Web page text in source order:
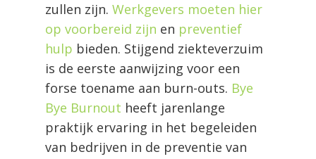
zullen zijn. Werkgevers moeten hier
op voorbereid zijn en preventief
hulp bieden. Stijgend ziekteverzuim
is de eerste aanwijzing voor een
forse toename aan burn-outs. Bye
Bye Burnout heeft jarenlange
praktijk ervaring in het begeleiden
van bedrijven in de preventie van